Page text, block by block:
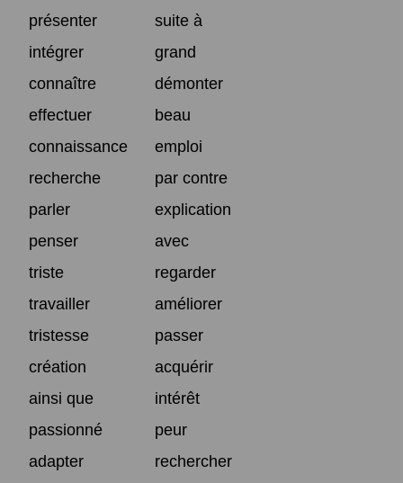
présenter
suite à
intégrer
grand
connaître
démonter
effectuer
beau
connaissance
emploi
recherche
par contre
parler
explication
penser
avec
triste
regarder
travailler
améliorer
tristesse
passer
création
acquérir
ainsi que
intérêt
passionné
peur
adapter
rechercher